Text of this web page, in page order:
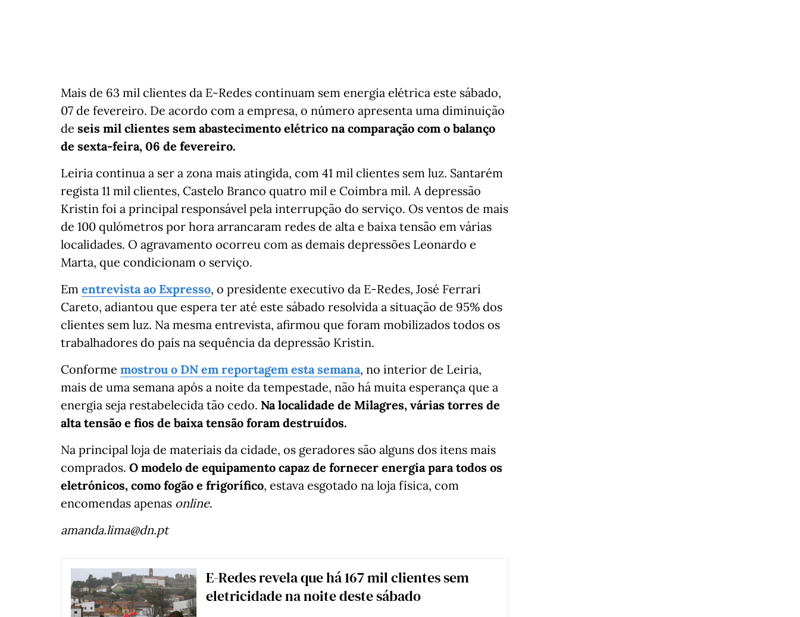
Mais de 63 mil clientes da E-Redes continuam sem energia elétrica este sábado,
07 de fevereiro. De acordo com a empresa, o número apresenta uma diminuição
de seis mil clientes sem abastecimento elétrico na comparação com o balanço
de sexta-feira, 06 de fevereiro.
Leiria continua a ser a zona mais atingida, com 41 mil clientes sem luz. Santarém
regista 11 mil clientes, Castelo Branco quatro mil e Coimbra mil. A depressão
Kristin foi a principal responsável pela interrupção do serviço. Os ventos de mais
de 100 qulómetros por hora arrancaram redes de alta e baixa tensão em várias
localidades. O agravamento ocorreu com as demais depressões Leonardo e
Marta, que condicionam o serviço.
Em entrevista ao Expresso, o presidente executivo da E-Redes, José Ferrari
Careto, adiantou que espera ter até este sábado resolvida a situação de 95% dos
clientes sem luz. Na mesma entrevista, afirmou que foram mobilizados todos os
trabalhadores do país na sequência da depressão Kristin.
Conforme mostrou o DN em reportagem esta semana, no interior de Leiria,
mais de uma semana após a noite da tempestade, não há muita esperança que a
energia seja restabelecida tão cedo. Na localidade de Milagres, várias torres de
alta tensão e fios de baixa tensão foram destruídos.
Na principal loja de materiais da cidade, os geradores são alguns dos itens mais
comprados. O modelo de equipamento capaz de fornecer energia para todos os
eletrónicos, como fogão e frigorífico, estava esgotado na loja física, com
encomendas apenas online.
amanda.lima@dn.pt
E-Redes revela que há 167 mil clientes sem
eletricidade na noite deste sábado